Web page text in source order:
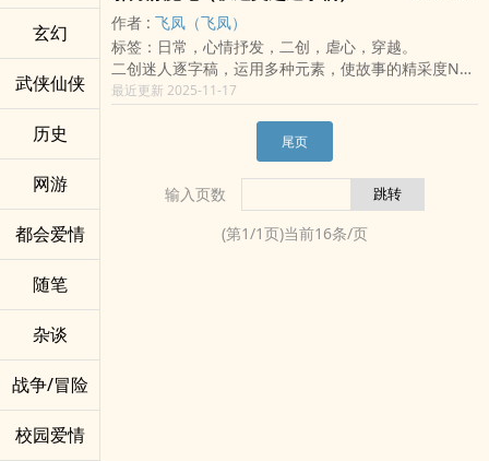
玄幻
武侠仙侠
历史
网游
都会爱情
随笔
杂谈
战争/冒险
校园爱情
在替信仰立下第一块根基。 当直播间的观众开始相信
他，当亡者与活人都在门外等待，六界也终于注意到：
有人，正在人间揭开他们的故事。
新书目前有存稿，每晚八点，一天五章!
作者 : 飞凤（飞凤）
标签：日常，心情抒发，二创，虐心，穿越。
二创迷人逐字稿，运用多种元素，使故事的精采度N倍
提升，欢迎敬看邪月如何翻转整个时代潮流。
。
最近更新 2025-11-17
尾页
输入页数
(第1/1页)当前16条/页